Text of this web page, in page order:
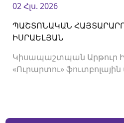
02 Հլս. 2026
ՊԱՇՏՈՆԱԿԱՆ
ԻՍՐԱԵԼՅԱՆ
Կիսապաշտպան Արթուր
«Ուրարտու» ֆուտբոլային